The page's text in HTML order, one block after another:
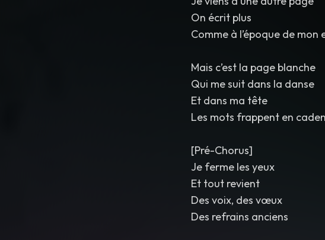
On écrit plus
Comme à l’époque de mon
Mais c’est la page blanche
Qui me suit dans la danse
Et dans ma tête
Les mots frappent en
[Pré-Chorus]
Je ferme les yeux
Et tout revient
Des voix, des vœux
Des refrains anciens